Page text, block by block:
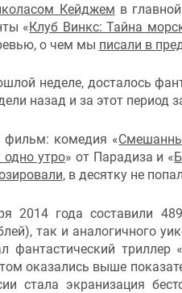
Кейджем в
«Клуб Винкс: Тайна
о чем мы писали в
неделе, досталось
назад и за этот период
фильм: комедия «
одно утро» от Парадиза и «
, в десятку не
2014 года составили
так и аналогичного
фантастический триллер «
оказались выше
стала экранизация